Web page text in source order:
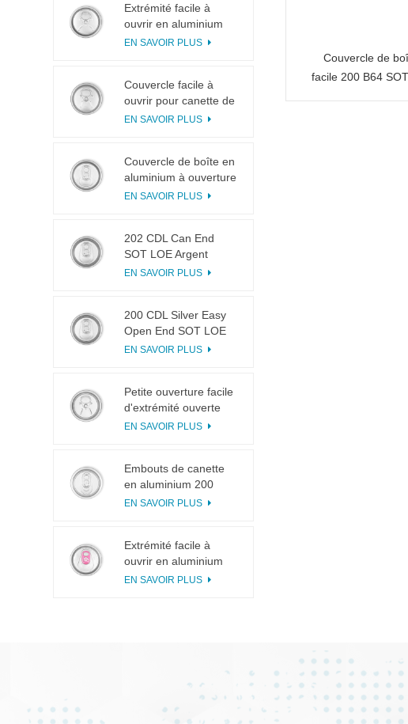
Couvercle de
facile 200 B64
Extrémité facile à
ouvrir en aluminium
200 B64 RPT LOE
EN SAVOIR PLUS
Couvercle facile à
ouvrir pour canette de
boisson 200 B64 RPT
EN SAVOIR PLUS
Couvercle de boîte en
aluminium à ouverture
facile 200 B64 SOT
EN SAVOIR PLUS
202 CDL Can End
SOT LOE Argent
Léger EOE
EN SAVOIR PLUS
200 CDL Silver Easy
Open End SOT LOE
Epoxy
EN SAVOIR PLUS
Petite ouverture facile
d'extrémité ouverte
d'extrémité ouverte de
le jus de fruit
EN SAVOIR PLUS
Embouts de canette
en aluminium 200
SOT en 3 pièces pour
boissons
EN SAVOIR PLUS
Extrémité facile à
ouvrir en aluminium
incisée avec languette
EN SAVOIR PLUS